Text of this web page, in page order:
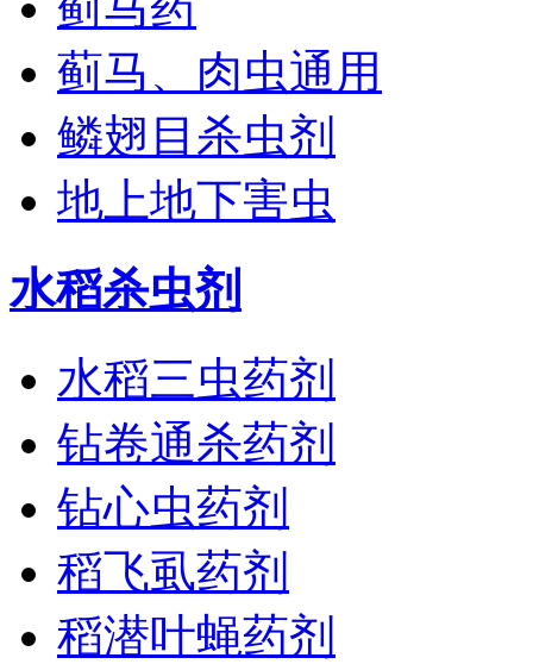
蓟马、肉虫通用
鳞翅目杀虫剂
地上地下害虫
水稻杀虫剂
水稻三虫药剂
钻卷通杀药剂
钻心虫药剂
稻飞虱药剂
稻潜叶蝇药剂